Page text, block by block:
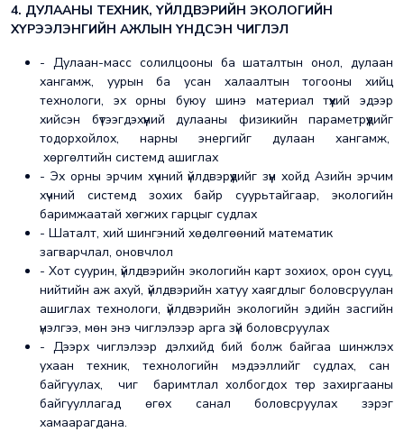
4. ДУЛААНЫ ТЕХНИК, ҮЙЛДВЭРИЙН ЭКОЛОГИЙН
ХҮРЭЭЛЭНГИЙН АЖЛЫН ҮНДСЭН ЧИГЛЭЛ
- Дулаан-масс солилцооны ба шаталтын онол, дулаан
хангамж, уурын ба усан халаалтын тогооны хийц
технологи, эх орны буюу шинэ материал түүхий эдээр
хийсэн бүтээгдэхүүний дулааны физикийн параметрүүдийг
тодорхойлох, нарны энергийг дулаан хангамж,
хөргөлтийн системд ашиглах
- Эх орны эрчим хүчний үйлдвэрүүдийг зүүн хойд Азийн эрчим
хүчний системд зохих байр суурьтайгаар, экологийн
баримжаатай хөгжих гарцыг судлах
- Шаталт, хий шингэний хөдөлгөөний математик
загварчлал, оновчлол
- Хот суурин, үйлдвэрийн экологийн карт зохиох, орон сууц,
нийтийн аж ахуй, үйлдвэрийн хатуу хаягдлыг боловсруулан
ашиглах технологи, үйлдвэрийн экологийн эдийн засгийн
үнэлгээ, мөн энэ чиглэлээр арга зүй боловсруулах
- Дээрх чиглэлээр дэлхийд бий болж байгаа шинжлэх
ухаан техник, технологийн мэдээллийг судлах, сан
байгуулах, чиг баримтлал холбогдох төр захиргааны
байгууллагад өгөх санал боловсруулах зэрэг
хамаарагдана.